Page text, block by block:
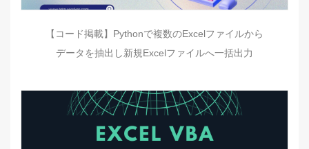
【コード掲載】Pythonで複数のExcelファイルから
データを抽出し新規Excelファイルへ一括出力